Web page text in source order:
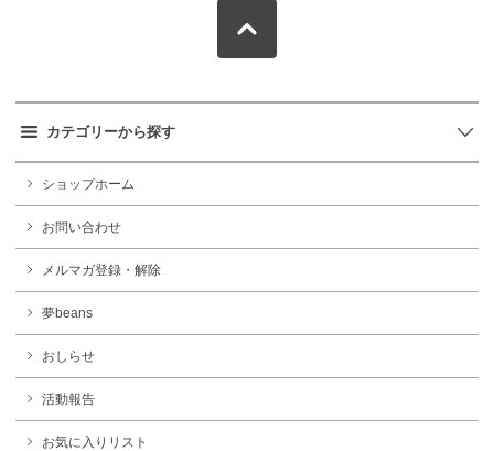
カテゴリーから探す
ショップホーム
お問い合わせ
メルマガ登録・解除
夢beans
おしらせ
活動報告
お気に入りリスト